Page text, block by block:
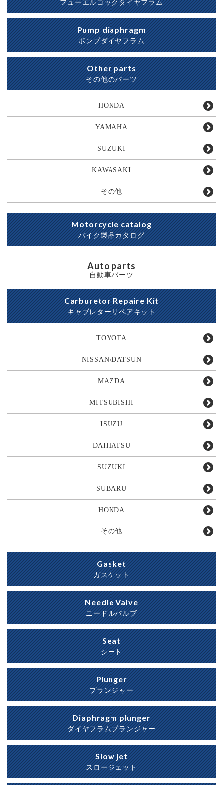
フューエルコックダイヤフラム
Pump diaphragm
ポンプダイヤフラム
Other parts
その他のパーツ
HONDA
YAMAHA
SUZUKI
KAWASAKI
その他
Motorcycle catalog
バイク製品カタログ
Auto parts
自動車パーツ
Carburetor Repaire Kit
キャブレターリペアキット
TOYOTA
NISSAN/DATSUN
MAZDA
MITSUBISHI
ISUZU
DAIHATSU
SUZUKI
SUBARU
HONDA
その他
Gasket
ガスケット
Needle Valve
ニードルバルブ
Seat
シート
Plunger
プランジャー
Diaphragm plunger
ダイヤフラムプランジャー
Slow jet
スロージェット